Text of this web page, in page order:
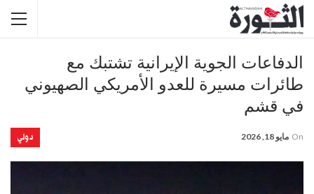
الدفاعات الجوية الإيرانية تشتبك مع
طائرات مسيرة للعدو الأمريكي الصهيوني
في قشم
دولي On مايو 18, 2026